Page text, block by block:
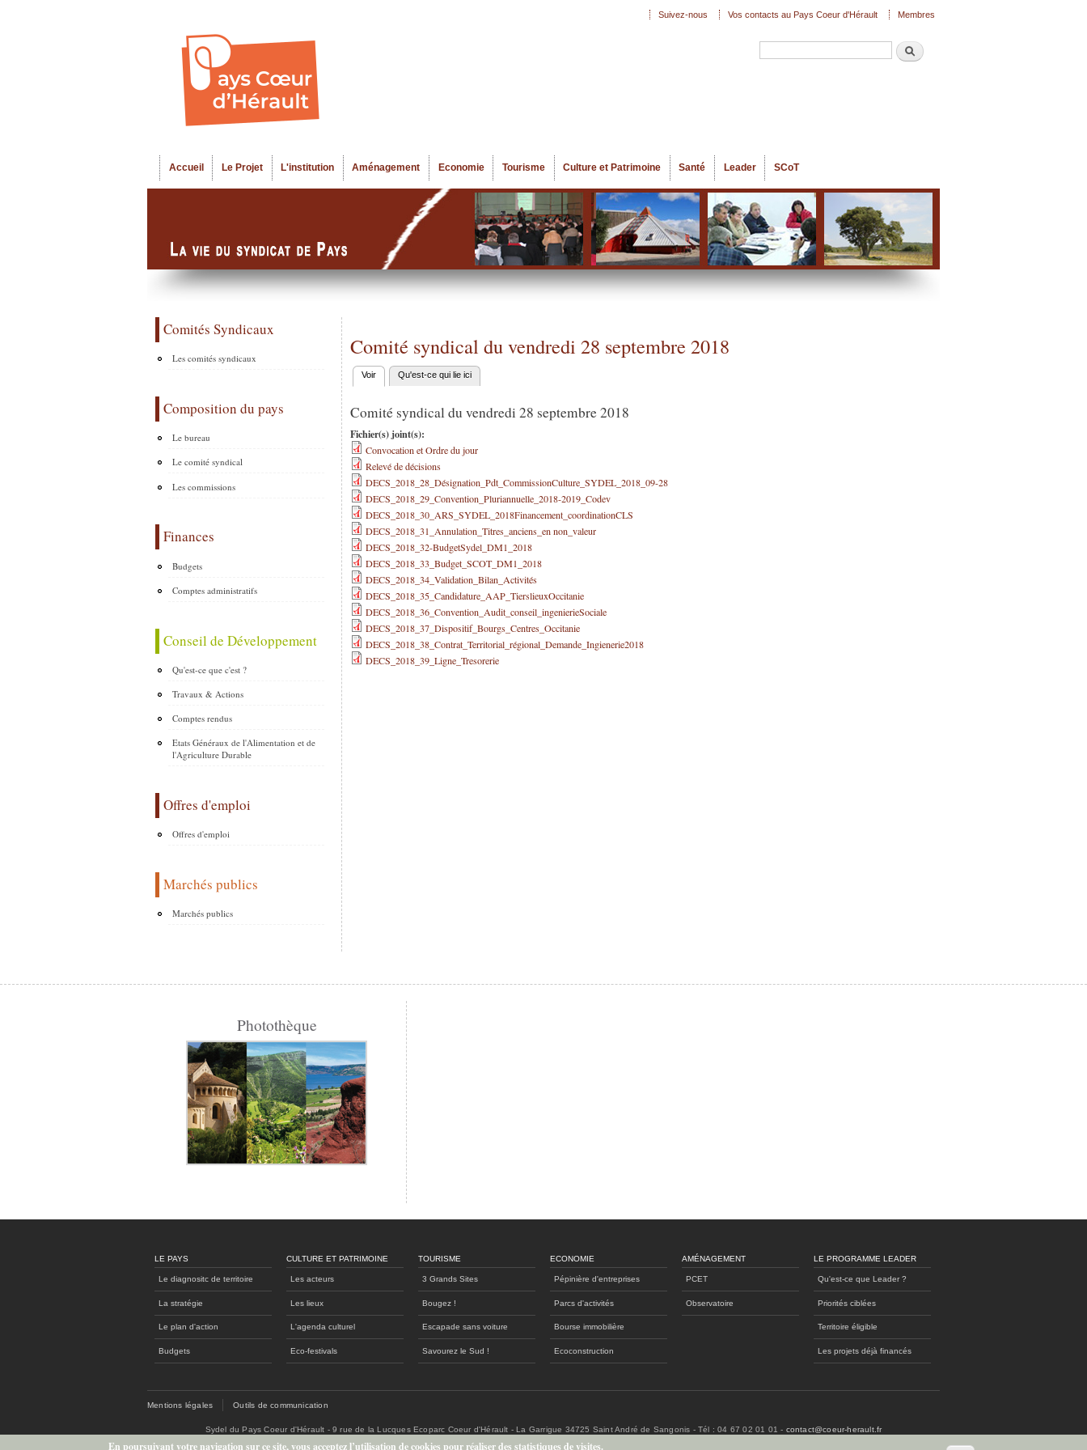
Recherche
Menu principal
Accueil Le Projet L'institution Aménagement Economie Tourisme Culture et Patrimoine Santé Leader SCoT
Suivez-nous Vos contacts au Pays Coeur d'Hérault Membres
Comités Syndicaux
Les comités syndicaux
Composition du pays
Le bureau
Le comité syndical
Les commissions
Finances
Budgets
Comptes administratifs
Conseil de Développement
Qu'est-ce que c'est ?
Travaux & Actions
Comptes rendus
Etats Généraux de l'Alimentation et de
l'Agriculture Durable
Offres d'emploi
Offres d'emploi
Marchés publics
Marchés publics
Comité syndical du vendredi 28 septembre 2018
Onglets principaux
Voir (onglet actif)
Qu'est-ce qui lie ici
Comité syndical du vendredi 28 septembre 2018
Fichier(s) joint(s):
Convocation et Ordre du jour
Relevé de décisions
DECS_2018_28_Désignation_Pdt_CommissionCulture_SYDEL_2018_09-28
DECS_2018_29_Convention_Pluriannuelle_2018-2019_Codev
DECS_2018_30_ARS_SYDEL_2018Financement_coordinationCLS
DECS_2018_31_Annulation_Titres_anciens_en non_valeur
DECS_2018_32-BudgetSydel_DM1_2018
DECS_2018_33_Budget_SCOT_DM1_2018
DECS_2018_34_Validation_Bilan_Activités
DECS_2018_35_Candidature_AAP_TierslieuxOccitanie
DECS_2018_36_Convention_Audit_conseil_ingenierieSociale
DECS_2018_37_Dispositif_Bourgs_Centres_Occitanie
DECS_2018_38_Contrat_Territorial_régional_Demande_Ingienerie2018
DECS_2018_39_Ligne_Tresorerie
Photothèque
LE PAYS
Le diagnositc de territoire
La stratégie
Le plan d'action
Budgets
CULTURE ET PATRIMOINE
Les acteurs
Les lieux
L'agenda culturel
Eco-festivals
TOURISME
3 Grands Sites
Bougez !
Escapade sans voiture
Savourez le Sud !
ECONOMIE
Pépinière d'entreprises
Parcs d'activités
Bourse immobilière
Ecoconstruction
AMÉNAGEMENT
PCET
Observatoire
LE PROGRAMME LEADER
Qu'est-ce que Leader ?
Priorités ciblées
Territoire éligible
Les projets déjà financés
Mentions légales Outils de communication
Sydel du Pays Coeur d'Hérault - 9 rue de la Lucques Ecoparc Coeur d'Hérault - La Garrigue 34725 Saint André de Sangonis - Tél : 04 67 02 01 01 - contact@coeur-herault.fr
En poursuivant votre navigation sur ce site, vous acceptez l’utilisation de cookies pour réaliser des statistiques de visites.